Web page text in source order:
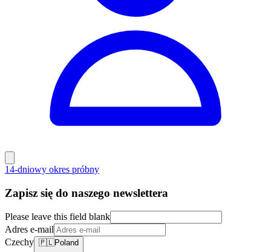
14-dniowy okres próbny
Zapisz się do naszego newslettera
Please leave this field blank
Adres e-mail
Czechy 🇵🇱Poland